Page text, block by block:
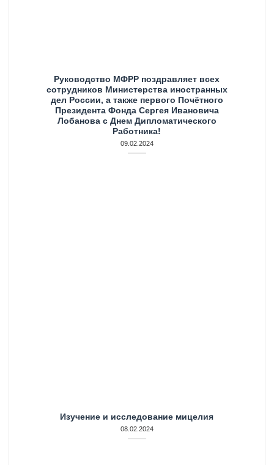
Руководство МФРР поздравляет всех
сотрудников Министерства иностранных
дел России, а также первого Почётного
Президента Фонда Сергея Ивановича
Лобанова с Днем Дипломатического
Работника!
09.02.2024
Изучение и исследование мицелия
08.02.2024